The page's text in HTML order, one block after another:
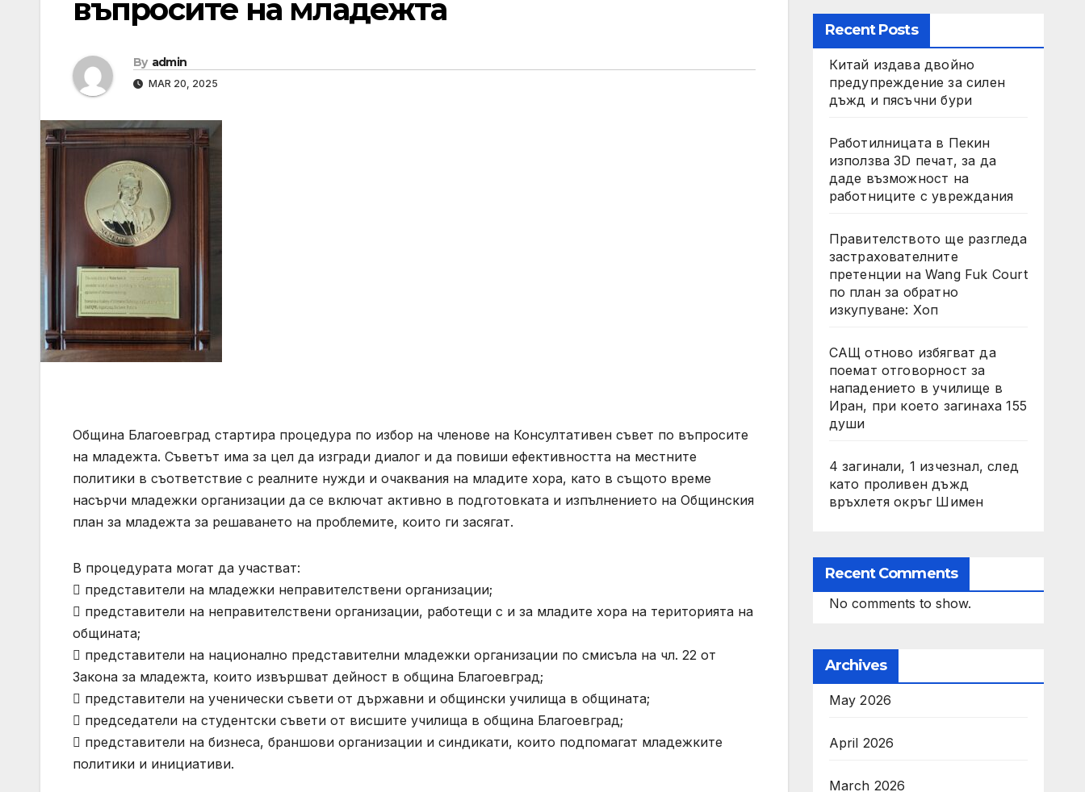
въпросите на младежта
By admin
MAR 20, 2025
Община Благоевград стартира процедура по избор на членове на Консултативен съвет по въпросите
на младежта. Съветът има за цел да изгради диалог и да повиши ефективността на местните
политики в съответствие с реалните нужди и очаквания на младите хора, като в същото време
насърчи младежки организации да се включат активно в подготовката и изпълнението на Общинския
план за младежта за решаването на проблемите, които ги засягат.
В процедурата могат да участват:
 представители на младежки неправителствени организации;
 представители на неправителствени организации, работещи с и за младите хора на територията на
общината;
 представители на национално представителни младежки организации по смисъла на чл. 22 от
Закона за младежта, които извършват дейност в община Благоевград;
 представители на ученически съвети от държавни и общински училища в общината;
 председатели на студентски съвети от висшите училища в община Благоевград;
 представители на бизнеса, браншови организации и синдикати, които подпомагат младежките
политики и инициативи.
Recent Posts
Китай издава двойно
предупреждение за силен
дъжд и пясъчни бури
Работилницата в Пекин
използва 3D печат, за да
даде възможност на
работниците с увреждания
Правителството ще разгледа
застрахователните
претенции на Wang Fuk Court
по план за обратно
изкупуване: Хоп
САЩ отново избягват да
поемат отговорност за
нападението в училище в
Иран, при което загинаха 155
души
4 загинали, 1 изчезнал, след
като проливен дъжд
връхлетя окръг Шимен
Recent Comments
No comments to show.
Archives
May 2026
April 2026
March 2026